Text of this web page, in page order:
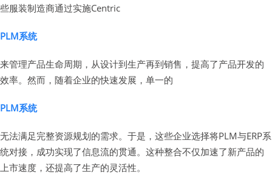
些服装制造商通过实施Centric
PLM系统
来管理产品生命周期，从设计到生产再到销售，提高了产品开发的
效率。然而，随着企业的快速发展，单一的
PLM系统
无法满足完整资源规划的需求。于是，这些企业选择将PLM与ERP系
统对接，成功实现了信息流的贯通。这种整合不仅加速了新产品的
上市速度，还提高了生产的灵活性。